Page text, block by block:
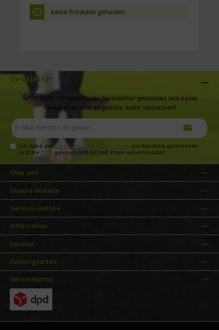
Keine Produkte gefunden.
Newsletter
Jetzt beim schlauerBauer-Newsletter anmelden und keine
Neuigkeiten und Angebote mehr verpassen!
Mail-
Ich habe dieDatenschutzbestimmungen zur Kenntnis genommen
und die AGB gelesen und bin mit ihnen einverstanden.
Über uns
Unsere Vorteile
Service-Hotline
Information
Service
Zahlungsarten
Versandarten